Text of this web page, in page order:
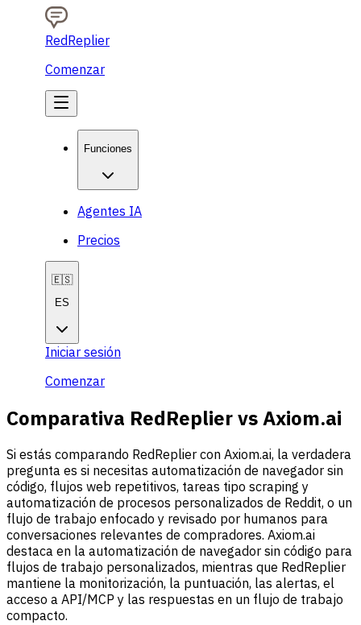
RedReplier
Comenzar
Funciones
Agentes IA
Precios
🇪🇸
ES
Iniciar sesión
Comenzar
Comparativa RedReplier vs Axiom.ai
Si estás comparando RedReplier con Axiom.ai, la verdadera
pregunta es si necesitas automatización de navegador sin
código, flujos web repetitivos, tareas tipo scraping y
automatización de procesos personalizados de Reddit, o un
flujo de trabajo enfocado y revisado por humanos para
conversaciones relevantes de compradores. Axiom.ai
destaca en la automatización de navegador sin código para
flujos de trabajo personalizados, mientras que RedReplier
mantiene la monitorización, la puntuación, las alertas, el
acceso a API/MCP y las respuestas en un flujo de trabajo
compacto.